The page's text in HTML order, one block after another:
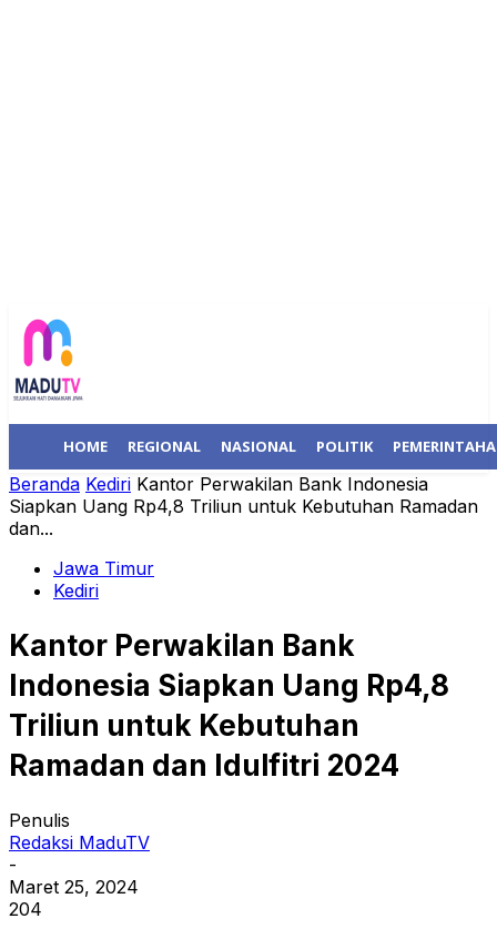
HOME REGIONAL NASIONAL POLITIK
Beranda Kediri Kantor Perwakilan Bank Indonesia
Siapkan Uang Rp4,8 Triliun untuk Kebutuhan Ramadan
dan...
Jawa Timur
Kediri
Kantor Perwakilan Bank
Indonesia Siapkan Uang Rp4,8
Triliun untuk Kebutuhan
Ramadan dan Idulfitri 2024
Penulis
Redaksi MaduTV
-
Maret 25, 2024
204